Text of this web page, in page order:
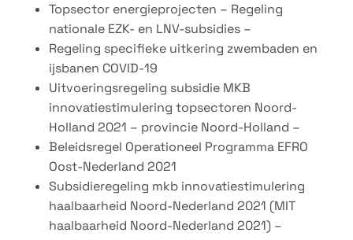
Topsector energieprojecten – Regeling
nationale EZK- en LNV-subsidies –
Regeling specifieke uitkering zwembaden en
ijsbanen COVID-19
Uitvoeringsregeling subsidie MKB
innovatiestimulering topsectoren Noord-
Holland 2021 – provincie Noord-Holland –
Beleidsregel Operationeel Programma EFRO
Oost-Nederland 2021
Subsidieregeling mkb innovatiestimulering
haalbaarheid Noord-Nederland 2021 (MIT
haalbaarheid Noord-Nederland 2021) –